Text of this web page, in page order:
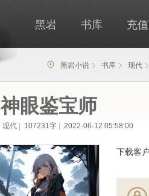
黑岩 书库 充值
黑岩小说 书库 现代
神眼鉴宝师
现代 107231字 2022-06-12 05:58:00
下载客